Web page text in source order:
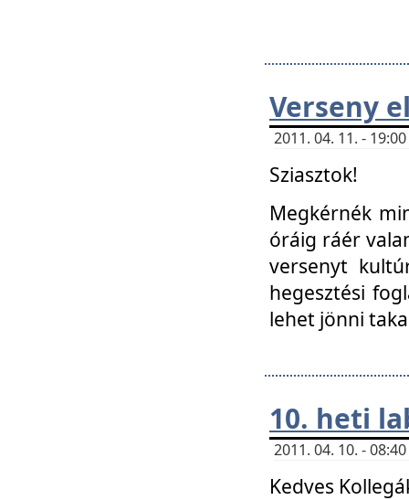
Verseny
2011. 04. 11. -
Sziasztok!
Megkérnék
óráig ráér
versenyt
hegesztési
lehet jönni
10. heti
2011. 04. 10. -
Kedves